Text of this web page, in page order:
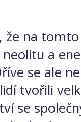
že na
a
se ale
tvořili
se